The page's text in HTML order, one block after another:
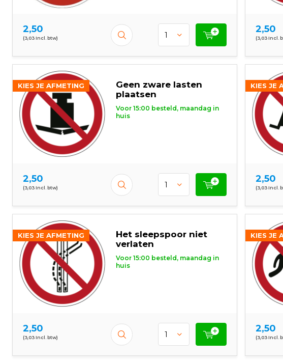
2,50
(3,03 Incl. btw)
2,50
(3,03 Incl.
Geen zware lasten
plaatsen
Voor 15:00 besteld, maandag in
huis
KIES JE AFMETING
2,50
(3,03 Incl. btw)
KIES JE
2,50
(3,03 Incl.
Het sleepspoor niet
verlaten
Voor 15:00 besteld, maandag in
huis
KIES JE AFMETING
2,50
(3,03 Incl. btw)
KIES JE
2,50
(3,03 Incl.